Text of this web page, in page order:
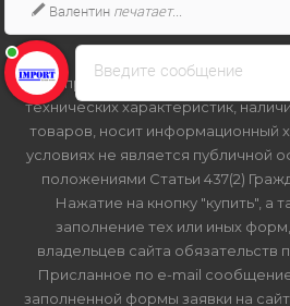
2026 © Import-bt.ru -
Вся представленная на сайте
технических характеристик,
товаров, носит информационный
условиях не является публичной
положениями Статьи 437(2)
Нажатие на кнопку "купить", а
заполнение тех или иных
владельцев сайта обязательств
Присланное по e-mail
заполненной формы заявки на
Введите сообщение
Валентин печатает...